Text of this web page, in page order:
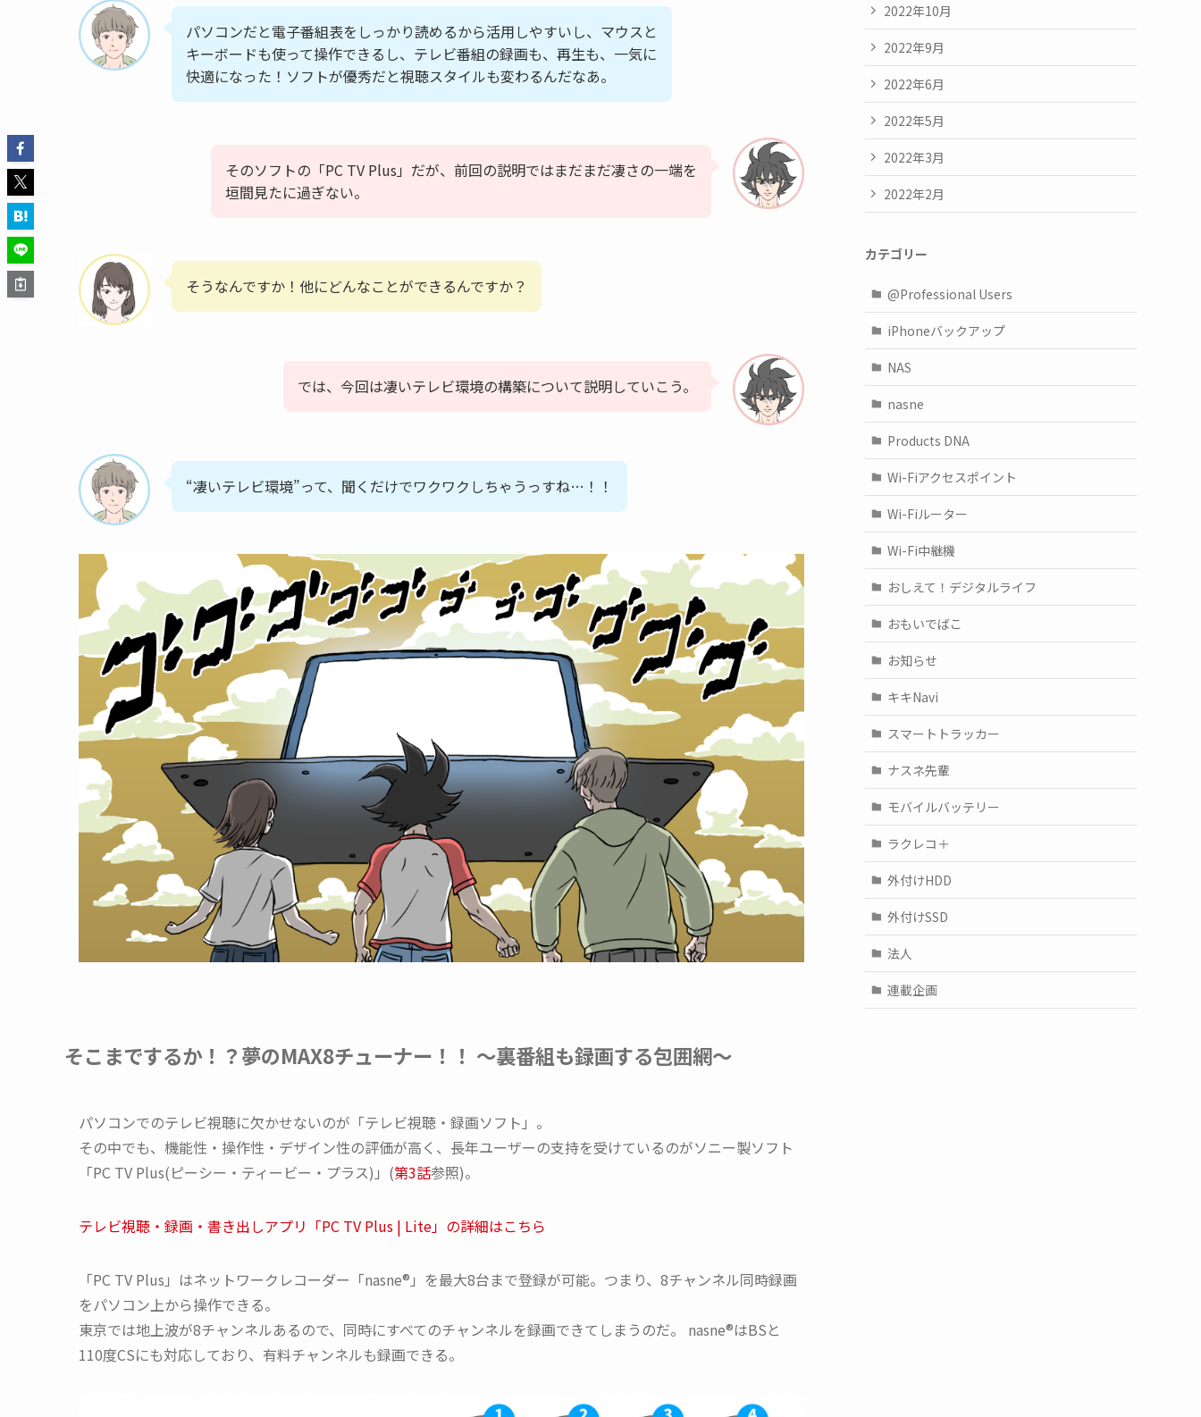
パソコンだと電子番組表をしっかり読めるから活用しやすいし、マウスと
キーボードも使って操作できるし、テレビ番組の録画も、再生も、一気に
快適になった！ソフトが優秀だと視聴スタイルも変わるんだなあ。
そのソフトの「PC TV Plus」だが、前回の説明ではまだまだ凄さの一端を
垣間見たに過ぎない。
そうなんですか！他にどんなことができるんですか？
では、今回は凄いテレビ環境の構築について説明していこう。
“凄いテレビ環境”って、聞くだけでワクワクしちゃうっすね…！！
そこまでするか！？夢のMAX8チューナー！！ 〜裏番組も録画する包囲網〜
パソコンでのテレビ視聴に欠かせないのが「テレビ視聴・録画ソフト」。
その中でも、機能性・操作性・デザイン性の評価が高く、長年ユーザーの支持を受けているのがソニー製ソフト
「PC TV Plus(ピーシー・ティービー・プラス)」(第3話参照)。
テレビ視聴・録画・書き出しアプリ「PC TV Plus | Lite」の詳細はこちら
「PC TV Plus」はネットワークレコーダー「nasne®」を最大8台まで登録が可能。つまり、8チャンネル同時録画
をパソコン上から操作できる。
東京では地上波が8チャンネルあるので、同時にすべてのチャンネルを録画できてしまうのだ。 nasne®はBSと
110度CSにも対応しており、有料チャンネルも録画できる。
2022年10月
2022年9月
2022年6月
2022年5月
2022年3月
2022年2月
カテゴリー
@Professional Users
iPhoneバックアップ
NAS
nasne
Products DNA
Wi-Fiアクセスポイント
Wi-Fiルーター
Wi-Fi中継機
おしえて！デジタルライフ
おもいでばこ
お知らせ
キキNavi
スマートトラッカー
ナスネ先輩
モバイルバッテリー
ラクレコ＋
外付けHDD
外付けSSD
法人
連載企画